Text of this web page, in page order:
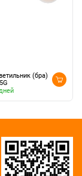
(бра)